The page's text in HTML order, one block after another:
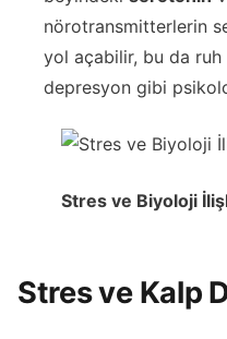
nörotransmitterlerin
yol açabilir, bu da ruh
depresyon gibi
Stres ve Biyoloji
Stres ve Kalp